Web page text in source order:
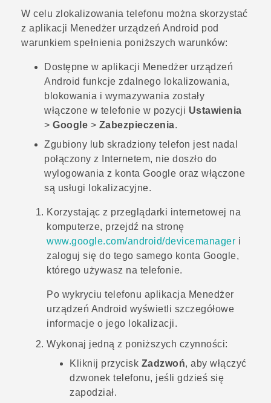
POMOC TECHNICZNA
Urządzenia i akcesoria HTC
Zaloguj się
W celu zlokalizowania telefonu można skorzystać
z aplikacji Menedżer urządzeń Android pod
warunkiem spełnienia poniższych warunków:
Dostępne w aplikacji Menedżer urządzeń
Android funkcje zdalnego lokalizowania,
blokowania i wymazywania zostały
włączone w telefonie w pozycji Ustawienia
> Google > Zabezpieczenia.
Zgubiony lub skradziony telefon jest nadal
połączony z Internetem, nie doszło do
wylogowania z konta Google oraz włączone
są usługi lokalizacyjne.
Korzystając z przeglądarki internetowej na
komputerze, przejdź na stronę
www.google.com/android/devicemanager i
zaloguj się do tego samego konta Google,
którego używasz na telefonie.
Po wykryciu telefonu aplikacja Menedżer
urządzeń Android wyświetli szczegółowe
informacje o jego lokalizacji.
Wykonaj jedną z poniższych czynności:
Kliknij przycisk Zadzwoń, aby włączyć
dzwonek telefonu, jeśli gdzieś się
zapodział.